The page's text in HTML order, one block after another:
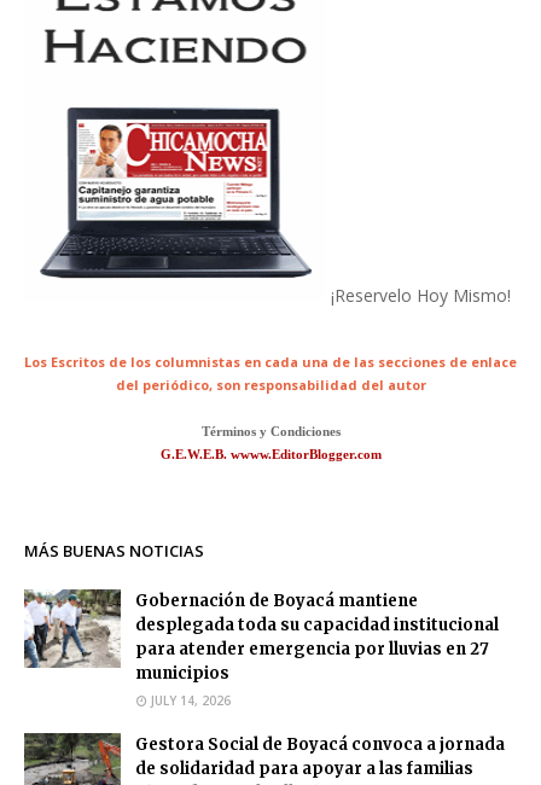
¡Reservelo Hoy Mismo!
Los Escritos de los columnistas en cada una de las secciones de enlace
del periódico, son responsabilidad del autor
Términos y Condiciones
G.E.W.E.B. wwww.EditorBlogger.com
MÁS BUENAS NOTICIAS
Gobernación de Boyacá mantiene
desplegada toda su capacidad institucional
para atender emergencia por lluvias en 27
municipios
JULY 14, 2026
Gestora Social de Boyacá convoca a jornada
de solidaridad para apoyar a las familias